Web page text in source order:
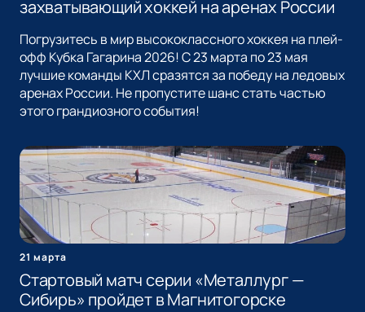
захватывающий хоккей на аренах России
Погрузитесь в мир высококлассного хоккея на плей-
офф Кубка Гагарина 2026! С 23 марта по 23 мая
лучшие команды КХЛ сразятся за победу на ледовых
аренах России. Не пропустите шанс стать частью
этого грандиозного события!
21 марта
Стартовый матч серии «Металлург —
Сибирь» пройдет в Магнитогорске